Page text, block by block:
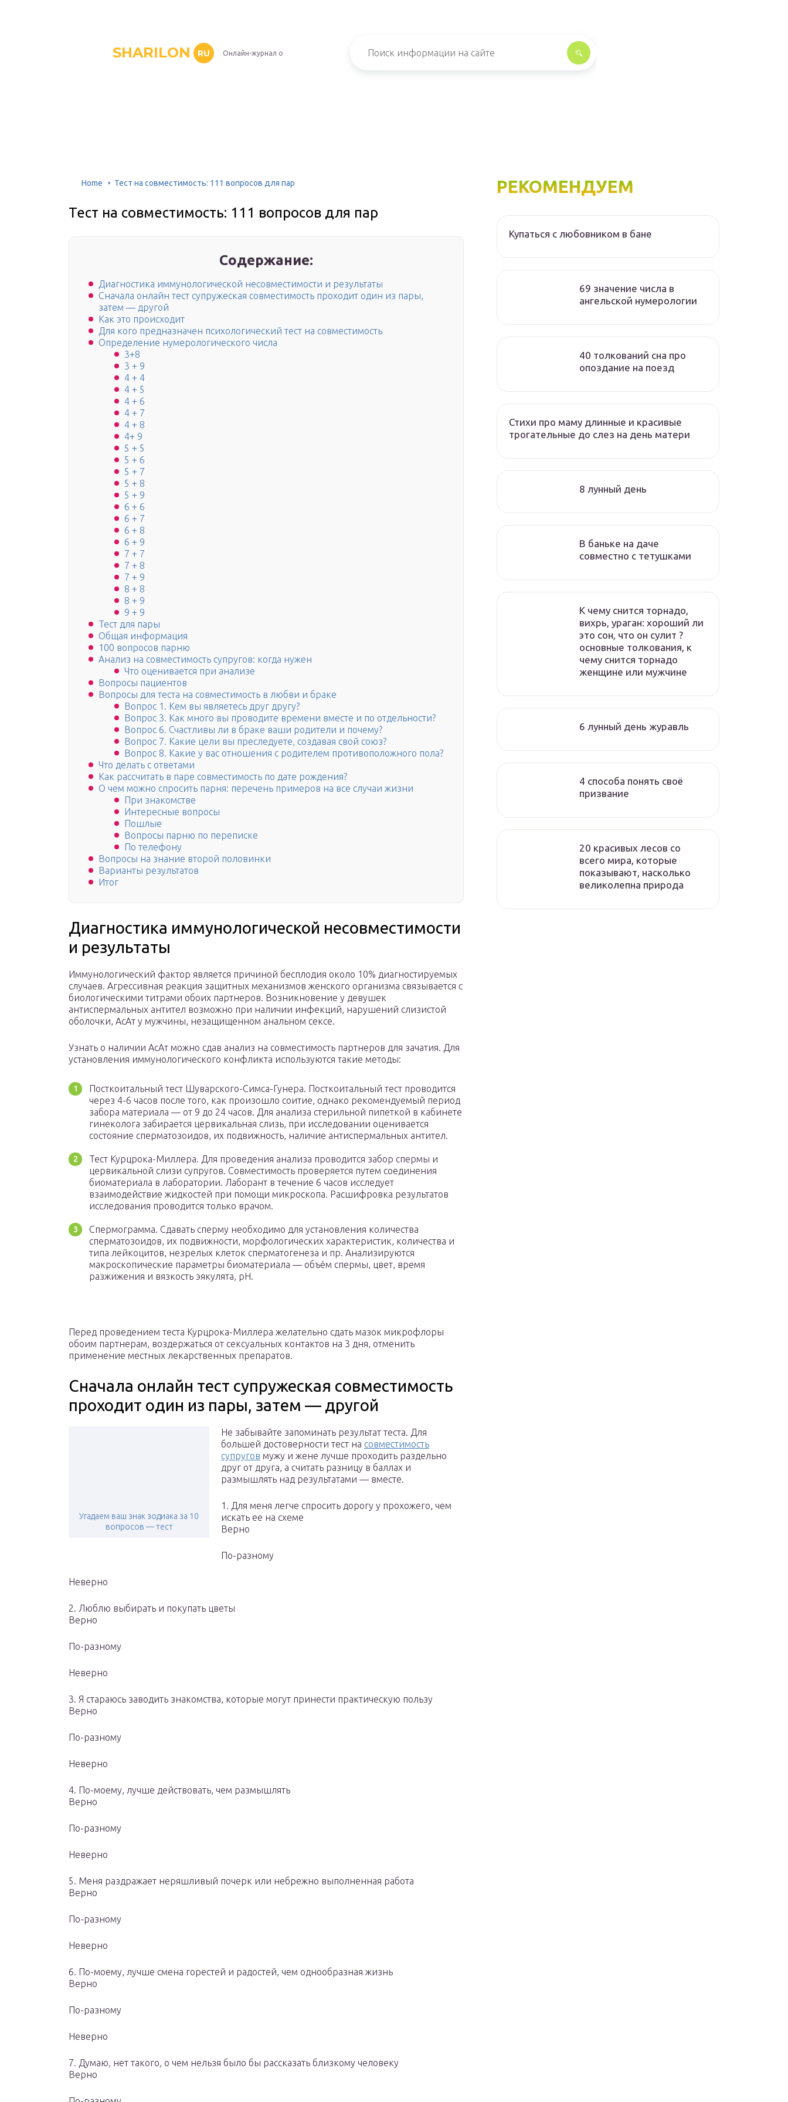
SHARILON RU Онлайн-журнал о
Home Тест на совместимость: 111 вопросов для пар
Тест на совместимость: 111 вопросов для пар
Содержание:
Диагностика иммунологической несовместимости и результаты
Сначала онлайн тест супружеская совместимость проходит один из пары,
затем — другой
Как это происходит
Для кого предназначен психологический тест на совместимость
Определение нумерологического числа
3+8
3 + 9
4 + 4
4 + 5
4 + 6
4 + 7
4 + 8
4+ 9
5 + 5
5 + 6
5 + 7
5 + 8
5 + 9
6 + 6
6 + 7
6 + 8
6 + 9
7 + 7
7 + 8
7 + 9
8 + 8
8 + 9
9 + 9
Тест для пары
Общая информация
100 вопросов парню
Анализ на совместимость супругов: когда нужен
Что оценивается при анализе
Вопросы пациентов
Вопросы для теста на совместимость в любви и браке
Вопрос 1. Кем вы являетесь друг другу?
Вопрос 3. Как много вы проводите времени вместе и по отдельности?
Вопрос 6. Счастливы ли в браке ваши родители и почему?
Вопрос 7. Какие цели вы преследуете, создавая свой союз?
Вопрос 8. Какие у вас отношения с родителем противоположного пола?
Что делать с ответами
Как рассчитать в паре совместимость по дате рождения?
О чем можно спросить парня: перечень примеров на все случаи жизни
При знакомстве
Интересные вопросы
Пошлые
Вопросы парню по переписке
По телефону
Вопросы на знание второй половинки
Варианты результатов
Итог
Диагностика иммунологической несовместимости
и результаты
Иммунологический фактор является причиной бесплодия около 10% диагностируемых
случаев. Агрессивная реакция защитных механизмов женского организма связывается с
биологическими титрами обоих партнеров. Возникновение у девушек
антиспермальных антител возможно при наличии инфекций, нарушений слизистой
оболочки, АсАт у мужчины, незащищенном анальном сексе.
Узнать о наличии АсАт можно сдав анализ на совместимость партнеров для зачатия. Для
установления иммунологического конфликта используются такие методы:
Посткоитальный тест Шуварского-Симса-Гунера. Посткоитальный тест проводится
через 4-6 часов после того, как произошло соитие, однако рекомендуемый период
забора материала — от 9 до 24 часов. Для анализа стерильной пипеткой в кабинете
гинеколога забирается цервикальная слизь, при исследовании оценивается
состояние сперматозоидов, их подвижность, наличие антиспермальных антител.
Тест Курцрока-Миллера. Для проведения анализа проводится забор спермы и
цервикальной слизи супругов. Совместимость проверяется путем соединения
биоматериала в лаборатории. Лаборант в течение 6 часов исследует
взаимодействие жидкостей при помощи микроскопа. Расшифровка результатов
исследования проводится только врачом.
Спермограмма. Сдавать сперму необходимо для установления количества
сперматозоидов, их подвижности, морфологических характеристик, количества и
типа лейкоцитов, незрелых клеток сперматогенеза и пр. Анализируются
макроскопические параметры биоматериала — объём спермы, цвет, время
разжижения и вязкость эякулята, pH.
Перед проведением теста Курцрока-Миллера желательно сдать мазок микрофлоры
обоим партнерам, воздержаться от сексуальных контактов на 3 дня, отменить
применение местных лекарственных препаратов.
Сначала онлайн тест супружеская совместимость
проходит один из пары, затем — другой
Угадаем ваш знак зодиака за 10
вопросов — тест
Не забывайте запоминать результат теста. Для
большей достоверности тест на совместимость
супругов мужу и жене лучше проходить раздельно
друг от друга, а считать разницу в баллах и
размышлять над результатами — вместе.
1. Для меня легче спросить дорогу у прохожего, чем
искать ее на схеме
Верно
По-разному
Неверно
2. Люблю выбирать и покупать цветы
Верно
По-разному
Неверно
3. Я стараюсь заводить знакомства, которые могут принести практическую пользу
Верно
По-разному
Неверно
4. По-моему, лучше действовать, чем размышлять
Верно
По-разному
Неверно
5. Меня раздражает неряшливый почерк или небрежно выполненная работа
Верно
По-разному
Неверно
6. По-моему, лучше смена горестей и радостей, чем однообразная жизнь
Верно
По-разному
Неверно
7. Думаю, нет такого, о чем нельзя было бы рассказать близкому человеку
Верно
РЕКОМЕНДУЕМ
Купаться с любовником в бане
69 значение числа в
ангельской нумерологии
40 толкований сна про
опоздание на поезд
Стихи про маму длинные и красивые
трогательные до слез на день матери
8 лунный день
В баньке на даче
совместно с тетушками
К чему снится торнадо,
вихрь, ураган: хороший ли
это сон, что он сулит ?
основные толкования, к
чему снится торнадо
женщине или мужчине
6 лунный день журавль
4 способа понять своё
призвание
20 красивых лесов со
всего мира, которые
показывают, насколько
великолепна природа